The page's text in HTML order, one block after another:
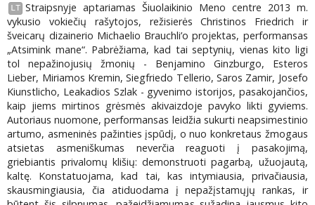
LT Straipsnyje aptariamas Šiuolaikinio Meno centre 2013 m.
vykusio vokiečių rašytojos, režisierės Christinos Friedrich ir
šveicarų dizainerio Michaelio Brauchli’o projektas, performansas
„Atsimink mane“. Pabrėžiama, kad tai septynių, vienas kito ligi
tol nepažinojusių žmonių - Benjamino Ginzburgo, Esteros
Lieber, Miriamos Kremin, Siegfriedo Tellerio, Saros Zamir, Josefo
Kiunstlicho, Leakadios Szlak - gyvenimo istorijos, pasakojančios,
kaip jiems mirtinos grėsmės akivaizdoje pavyko likti gyviems.
Autoriaus nuomone, performansas leidžia sukurti neapsimestinio
artumo, asmeninės pažinties įspūdį, o nuo konkretaus žmogaus
atsietas asmeniškumas neverčia reaguoti į pasakojimą,
griebiantis privalomų klišių: demonstruoti pagarbą, užuojautą,
kaltę. Konstatuojama, kad tai, kas intymiausia, privačiausia,
skausmingiausia, čia atiduodama į nepažįstamųjų rankas, ir